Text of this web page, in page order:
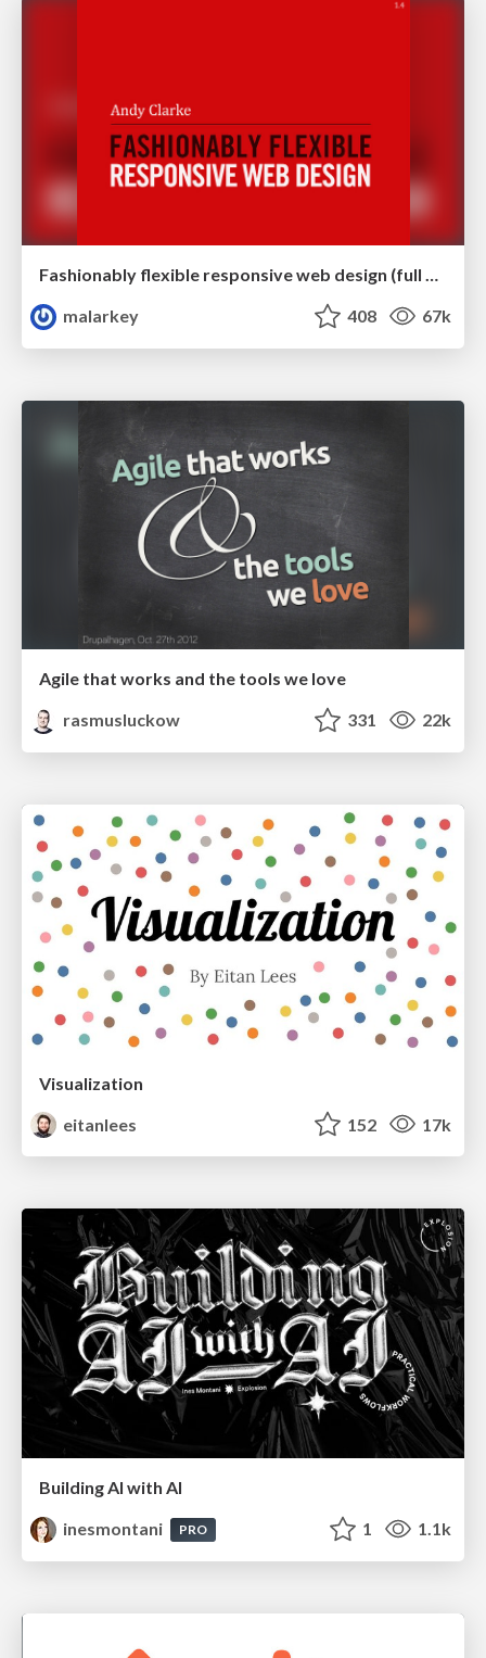
malarkey
408 67k
Agile that works and the tools we love
rasmusluckow
331 22k
Visualization
eitanlees
152 17k
Building AI with AI
inesmontani
PRO 1 1.1k